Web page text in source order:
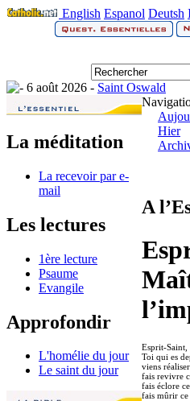
English Espanol Deutsh
6 août 2026 - Saint Oswald
La méditation
La recevoir par e-
mail
Les lectures
1ère lecture
Psaume
Evangile
Approfondir
L'homélie du jour
Le saint du jour
Hier
A
Esprit-Saint,
Toi qui es
viens
fais revivre
fais éclore
fais mûrir ce